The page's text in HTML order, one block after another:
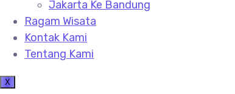
Jakarta Ke Bandung
Ragam Wisata
Kontak Kami
Tentang Kami
X